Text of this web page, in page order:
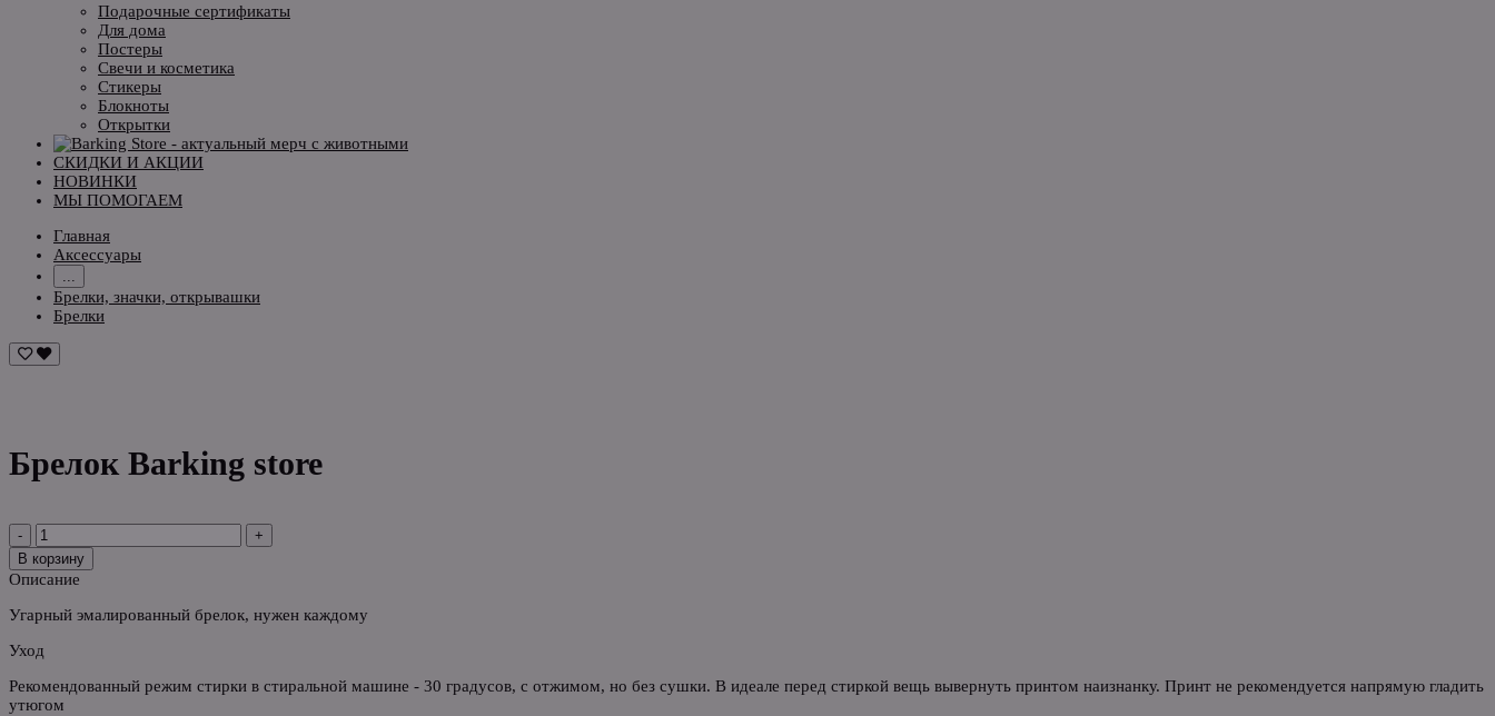
Подарочные сертификаты
Для дома
Постеры
Свечи и косметика
Стикеры
Блокноты
Открытки
СКИДКИ И АКЦИИ
НОВИНКИ
МЫ ПОМОГАЕМ
Главная
Аксессуары
Брелки, значки, открывашки
Брелки
Брелок Barking store
-
+
В корзину
Описание
Угарный эмалированный брелок, нужен каждому
Уход
Рекомендованный режим стирки в стиральной машине - 30 градусов, с отжимом, но без сушки. В идеале перед стиркой вещь вывернуть принтом наизнанку. Принт не рекомендуется напрямую гладить
утюгом